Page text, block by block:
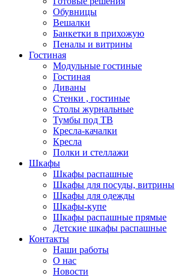
Обувницы
Вешалки
Банкетки в прихожую
Пеналы и витрины
Гостиная
Модульные гостиные
Гостиная
Диваны
Стенки , гостиные
Столы журнальные
Тумбы под ТВ
Кресла-качалки
Кресла
Полки и стеллажи
Шкафы
Шкафы распашные
Шкафы для посуды, витрины
Шкафы для одежды
Шкафы-купе
Шкафы распашные прямые
Детские шкафы распашные
Контакты
Наши работы
О нас
Новости